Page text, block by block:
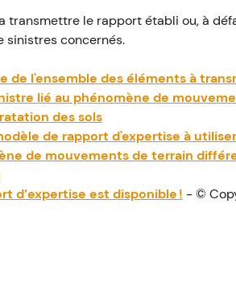
transmettre le rapport établi ou, à
sinistres concernés.
de l'ensemble des éléments à
lié au phénomène de
des sols
de rapport d'expertise à
de mouvements de terrain
d’expertise est disponible ! - ©